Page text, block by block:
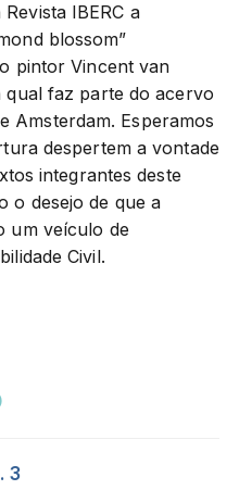
IBERC a
blossom”
pintor Vincent van
qual faz parte do acervo
Amsterdam. Esperamos
despertem a vontade
integrantes deste
o desejo de que a
um veículo de
Civil.
3